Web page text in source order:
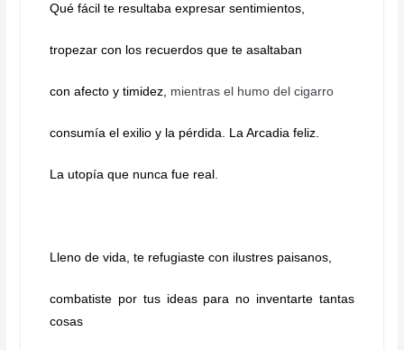
Qué fácil te resultaba expresar sentimientos,
tropezar con los recuerdos que te asaltaban
con afecto y timidez, mientras el humo del cigarro
consumía el exilio y la pérdida. La Arcadia feliz.
La utopía que nunca fue real.
Lleno de vida, te refugiaste con ilustres paisanos,
combatiste por tus ideas para no inventarte tantas
cosas